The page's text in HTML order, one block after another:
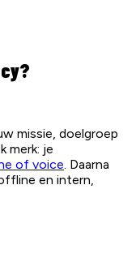
missie, doelgroep
merk: je
of voice. Daarna
en intern,